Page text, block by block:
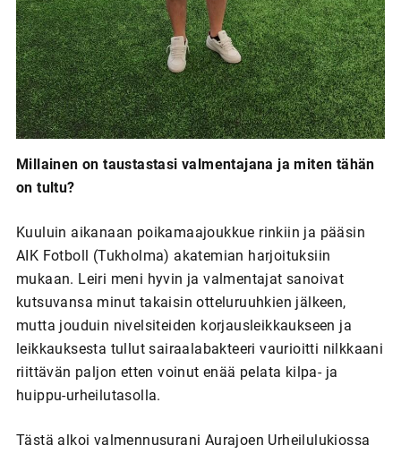
Millainen on taustastasi valmentajana ja miten tähän
on tultu?
Kuuluin aikanaan poikamaajoukkue rinkiin ja pääsin
AIK Fotboll (Tukholma) akatemian harjoituksiin
mukaan. Leiri meni hyvin ja valmentajat sanoivat
kutsuvansa minut takaisin otteluruuhkien jälkeen,
mutta jouduin nivelsiteiden korjausleikkaukseen ja
leikkauksesta tullut sairaalabakteeri vaurioitti nilkkaani
riittävän paljon etten voinut enää pelata kilpa- ja
huippu-urheilutasolla.
Tästä alkoi valmennusurani Aurajoen Urheilulukiossa